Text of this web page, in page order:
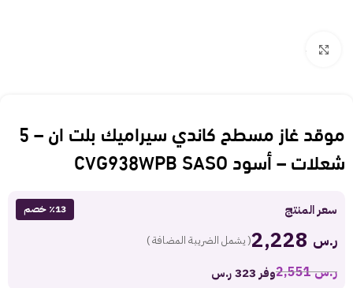
موقد غاز مسطح كاندي سيراميك بلت ان – 5
شعلات – أسود CVG938WPB SASO
سعر المنتج ٪13 خصم
ر.س ( يشمل الضريبة المضافة )
ر.س2,551 وفر 323 ر.س